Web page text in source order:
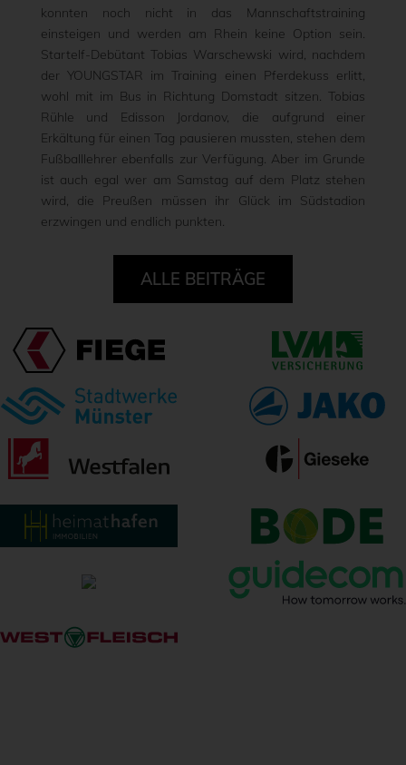
konnten noch nicht in das Mannschaftstraining
einsteigen und werden am Rhein keine Option sein.
Startelf-Debütant Tobias Warschewski wird, nachdem
der YOUNGSTAR im Training einen Pferdekuss erlitt,
wohl mit im Bus in Richtung Domstadt sitzen. Tobias
Rühle und Edisson Jordanov, die aufgrund einer
Erkältung für einen Tag pausieren mussten, stehen dem
Fußballlehrer ebenfalls zur Verfügung. Aber im Grunde
ist auch egal wer am Samstag auf dem Platz stehen
wird, die Preußen müssen ihr Glück im Südstadion
erzwingen und endlich punkten.
ALLE BEITRÄGE